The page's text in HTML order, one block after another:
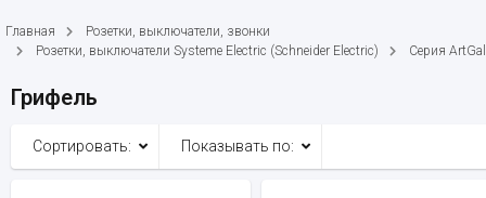
Главная
Розетки, выключатели, звонки
Розетки, выключатели Systeme Electric (Schneider Electric)
Серия
Грифель
Сортировать: Показывать по: